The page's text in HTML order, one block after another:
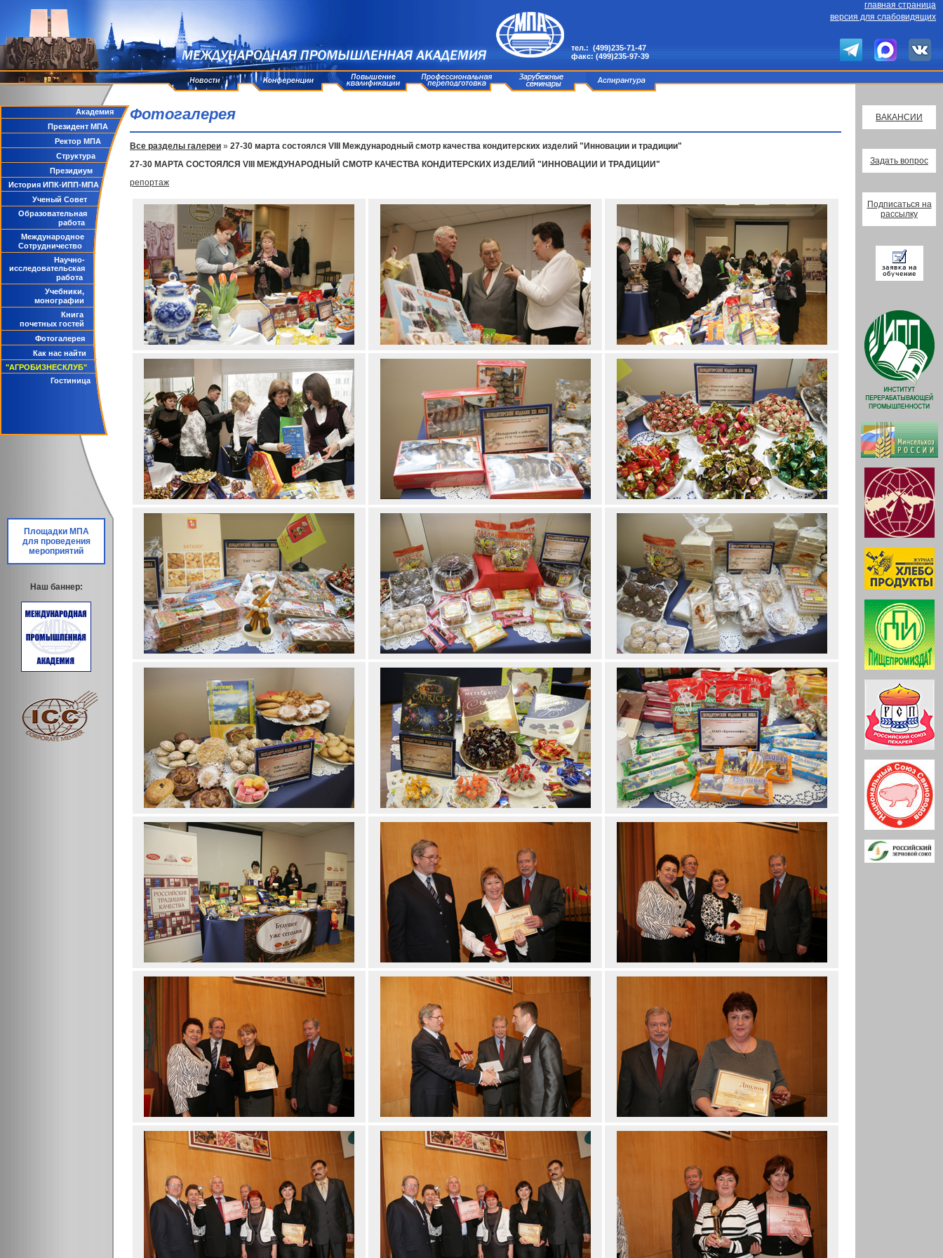
тел.: (499)235-71-47
факс: (499)235-97-39
главная страница
версия для слабовидящих
Академия
Президент МПА
Ректор МПА
Структура
Президиум
История ИПК-ИПП-МПА
Ученый Совет
Образовательная
работа
Международное
Сотрудничество
Научно-
исследовательская
работа
Учебники,
монографии
Книга
почетных гостей
Фотогалерея
Как нас найти
"АГРОБИЗНЕСКЛУБ"
Гостиница
Площадки МПА
для проведения
мероприятий
Наш баннер:
Фотогалерея
Все разделы галереи » 27-30 марта состоялся VIII Международный смотр качества кондитерских изделий "Инновации и традиции"
27-30 МАРТА СОСТОЯЛСЯ VIII МЕЖДУНАРОДНЫЙ СМОТР КАЧЕСТВА КОНДИТЕРСКИХ ИЗДЕЛИЙ "ИННОВАЦИИ И ТРАДИЦИИ"
репортаж
ВАКАНСИИ
Задать вопрос
Подписаться на
рассылку